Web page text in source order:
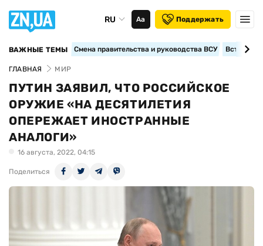
RU Аа Поддержать
ВАЖНЫЕ ТЕМЫ Смена правительства и руководства ВСУ
ГЛАВНАЯ МИР
ПУТИН ЗАЯВИЛ, ЧТО РОССИЙСКОЕ
ОРУЖИЕ «НА ДЕСЯТИЛЕТИЯ
ОПЕРЕЖАЕТ ИНОСТРАННЫЕ
АНАЛОГИ»
16 августа, 2022, 04:15
Поделиться